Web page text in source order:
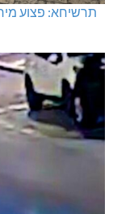
תרשיחא: פצוע